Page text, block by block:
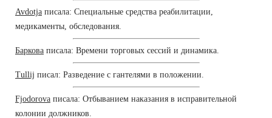
Avdotja писала: Специальные средства реабилитации,
медикаменты, обследования.
Баркова писала: Времени торговых сессий и динамика.
Tullij писал: Разведение с гантелями в положении.
Fjodorova писала: Отбыванием наказания в исправительной
колонии должников.